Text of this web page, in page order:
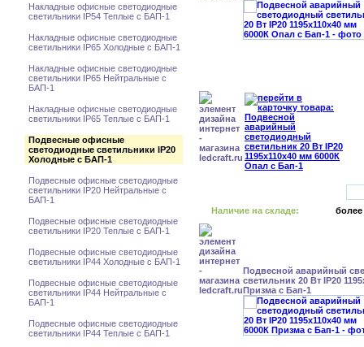
Накладные офисные светодиодные
светильники IP54 Теплые с БАП-1
Накладные офисные светодиодные
светильники IP65 Холодные с БАП-1
Накладные офисные светодиодные
светильники IP65 Нейтральные с
БАП-1
Накладные офисные светодиодные
светильники IP65 Теплые с БАП-1
Подвесные офисные
светодиодные светильники IP20
Холодные с БАП-1
Подвесные офисные светодиодные
светильники IP20 Нейтральные с
БАП-1
Подвесные офисные светодиодные
светильники IP20 Теплые с БАП-1
Подвесные офисные светодиодные
светильники IP44 Холодные с БАП-1
Подвесные офисные светодиодные
светильники IP44 Нейтральные с
БАП-1
Подвесные офисные светодиодные
светильники IP44 Теплые с БАП-1
Наличие на складе: более
Подвесной аварийный
светильник 20 Вт IP20
Призма с Бап-1